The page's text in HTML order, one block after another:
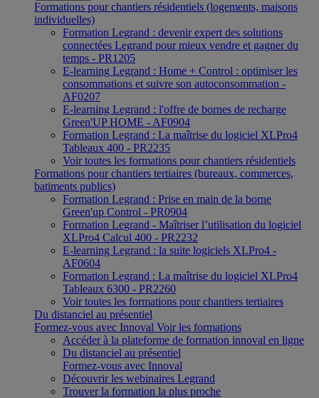
Formations pour chantiers résidentiels (logements, maisons
individuelles)
Formation Legrand : devenir expert des solutions
connectées Legrand pour mieux vendre et gagner du
temps - PR1205
E-learning Legrand : Home + Control : optimiser les
consommations et suivre son autoconsommation -
AF0207
E-learning Legrand : l'offre de bornes de recharge
Green'UP HOME - AF0904
Formation Legrand : La maîtrise du logiciel XLPro4
Tableaux 400 - PR2235
Voir toutes les formations pour chantiers résidentiels
Formations pour chantiers tertiaires (bureaux, commerces,
batiments publics)
Formation Legrand : Prise en main de la borne
Green'up Control - PR0904
Formation Legrand - Maîtriser l’utilisation du logiciel
XLPro4 Calcul 400 - PR2232
E-learning Legrand : la suite logiciels XLPro4 -
AF0604
Formation Legrand : La maîtrise du logiciel XLPro4
Tableaux 6300 - PR2260
Voir toutes les formations pour chantiers tertiaires
Du distanciel au présentiel
Formez-vous avec Innoval Voir les formations
Accéder à la plateforme de formation innoval en ligne
Du distanciel au présentiel
Formez-vous avec Innoval
Découvrir les webinaires Legrand
Trouver la formation la plus proche